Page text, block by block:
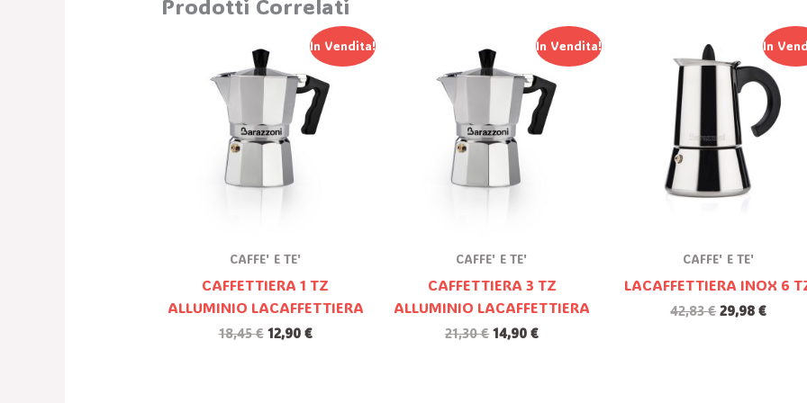
In Vendita!
CAFFE' E TE'
CAFFETTIERA 1 TZ
ALLUMINIO LACAFFETTIERA
18,45€
Prezzo
Originale
Era:
18,45 €.
12,90 €
Il
Prezzo
Attuale
È:
12,90 €.
In Vendita!
CAFFE' E TE'
CAFFETTIERA 3 TZ
ALLUMINIO LACAFFETTIERA
21,30€
Prezzo
Originale
Era:
21,30 €.
14,90€
Il
Prezzo
Attuale
È:
14,90 €.
In
CAFFE' E TE'
LACAFFETTIERA INOX 6
42,83€
Originale
Era:
42,83 €.
29,98€
Il
Prezzo
È:
29,98 €.